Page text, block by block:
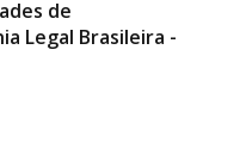
de
Legal Brasileira -